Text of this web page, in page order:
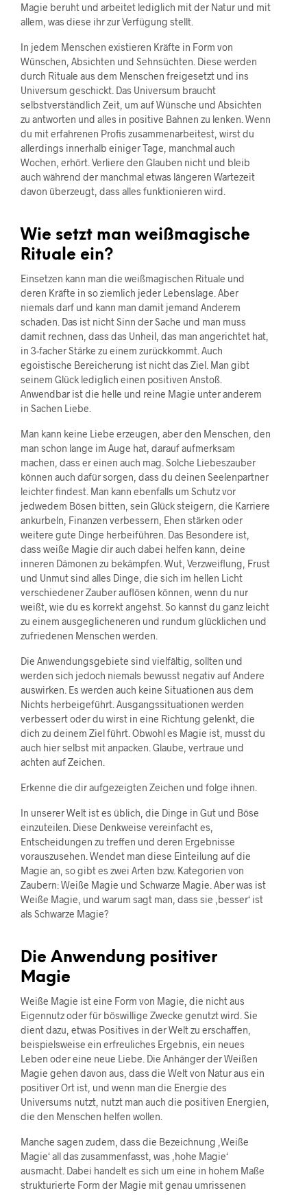
Magie beruht und arbeitet lediglich mit der Natur und mit
allem, was diese ihr zur Verfügung stellt.
In jedem Menschen existieren Kräfte in Form von
Wünschen, Absichten und Sehnsüchten. Diese werden
durch Rituale aus dem Menschen freigesetzt und ins
Universum geschickt. Das Universum braucht
selbstverständlich Zeit, um auf Wünsche und Absichten
zu antworten und alles in positive Bahnen zu lenken. Wenn
du mit erfahrenen Profis zusammenarbeitest, wirst du
allerdings innerhalb einiger Tage, manchmal auch
Wochen, erhört. Verliere den Glauben nicht und bleib
auch während der manchmal etwas längeren Wartezeit
davon überzeugt, dass alles funktionieren wird.
Wie setzt man weißmagische
Rituale ein?
Einsetzen kann man die weißmagischen Rituale und
deren Kräfte in so ziemlich jeder Lebenslage. Aber
niemals darf und kann man damit jemand Anderem
schaden. Das ist nicht Sinn der Sache und man muss
damit rechnen, dass das Unheil, das man angerichtet hat,
in 3-facher Stärke zu einem zurückkommt. Auch
egoistische Bereicherung ist nicht das Ziel. Man gibt
seinem Glück lediglich einen positiven Anstoß.
Anwendbar ist die helle und reine Magie unter anderem
in Sachen Liebe.
Man kann keine Liebe erzeugen, aber den Menschen, den
man schon lange im Auge hat, darauf aufmerksam
machen, dass er einen auch mag. Solche Liebeszauber
können auch dafür sorgen, dass du deinen Seelenpartner
leichter findest. Man kann ebenfalls um Schutz vor
jedwedem Bösen bitten, sein Glück steigern, die Karriere
ankurbeln, Finanzen verbessern, Ehen stärken oder
weitere gute Dinge herbeiführen. Das Besondere ist,
dass weiße Magie dir auch dabei helfen kann, deine
inneren Dämonen zu bekämpfen. Wut, Verzweiflung, Frust
und Unmut sind alles Dinge, die sich im hellen Licht
verschiedener Zauber auflösen können, wenn du nur
weißt, wie du es korrekt angehst. So kannst du ganz leicht
zu einem ausgeglicheneren und rundum glücklichen und
zufriedenen Menschen werden.
Die Anwendungsgebiete sind vielfältig, sollten und
werden sich jedoch niemals bewusst negativ auf Andere
auswirken. Es werden auch keine Situationen aus dem
Nichts herbeigeführt. Ausgangssituationen werden
verbessert oder du wirst in eine Richtung gelenkt, die
dich zu deinem Ziel führt. Obwohl es Magie ist, musst du
auch hier selbst mit anpacken. Glaube, vertraue und
achten auf Zeichen.
Erkenne die dir aufgezeigten Zeichen und folge ihnen.
In unserer Welt ist es üblich, die Dinge in Gut und Böse
einzuteilen. Diese Denkweise vereinfacht es,
Entscheidungen zu treffen und deren Ergebnisse
vorauszusehen. Wendet man diese Einteilung auf die
Magie an, so gibt es zwei Arten bzw. Kategorien von
Zaubern: Weiße Magie und Schwarze Magie. Aber was ist
Weiße Magie, und warum sagt man, dass sie ‚besser‘ ist
als Schwarze Magie?
Die Anwendung positiver
Magie
Weiße Magie ist eine Form von Magie, die nicht aus
Eigennutz oder für böswillige Zwecke genutzt wird. Sie
dient dazu, etwas Positives in der Welt zu erschaffen,
beispielsweise ein erfreuliches Ergebnis, ein neues
Leben oder eine neue Liebe. Die Anhänger der Weißen
Magie gehen davon aus, dass die Welt von Natur aus ein
positiver Ort ist, und wenn man die Energie des
Universums nutzt, nutzt man auch die positiven Energien,
die den Menschen helfen wollen.
Manche sagen zudem, dass die Bezeichnung ‚Weiße
Magie‘ all das zusammenfasst, was ‚hohe Magie‘
ausmacht. Dabei handelt es sich um eine in hohem Maße
strukturierte Form der Magie mit genau umrissenen